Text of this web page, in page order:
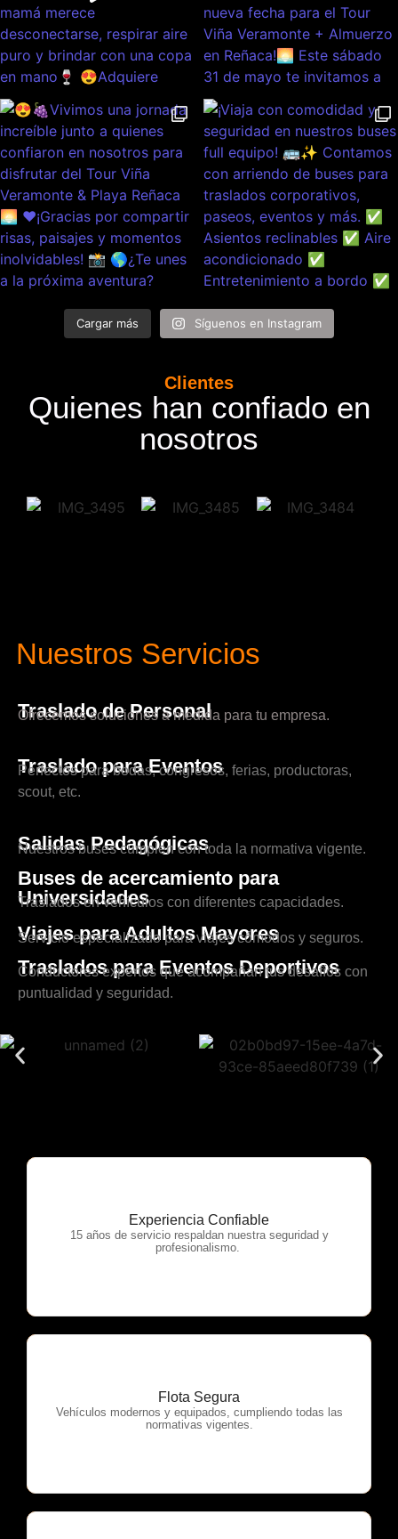
Cargar más Síguenos en Instagram
Clientes
Quienes han confiado en
nosotros
Nuestros Servicios
Traslado de Personal
Ofrecemos soluciones a medida para tu empresa.
Traslado para Eventos
Perfectos para bodas, congresos, ferias, productoras,
scout, etc.
Salidas Pedagógicas
Nuestros buses cumplen con toda la normativa vigente.
Buses de acercamiento para
Universidades
Traslados en vehículos con diferentes capacidades.
Viajes para Adultos Mayores
Servicio especializado para viajes cómodos y seguros.
Traslados para Eventos Deportivos
Conductores expertos que acompañan tus desafíos con
puntualidad y seguridad.
Experiencia Confiable
15 años de servicio respaldan nuestra seguridad y
profesionalismo.
OTP Servicios
Flota Segura
Vehículos modernos y equipados, cumpliendo todas las
normativas vigentes.
OTP Servicios